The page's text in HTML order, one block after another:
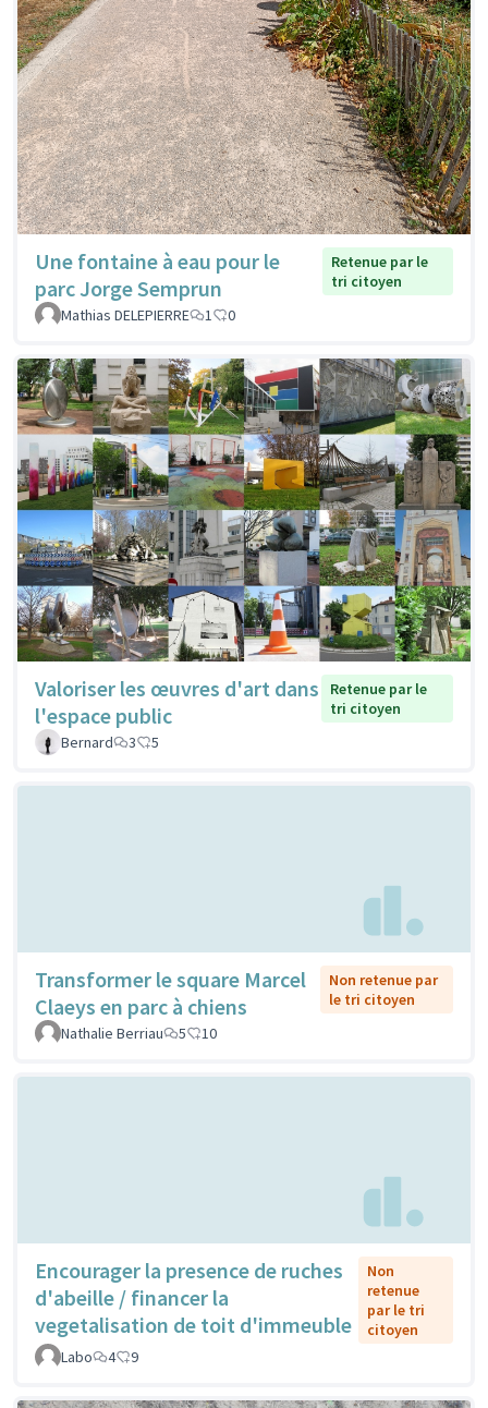
Une fontaine à eau pour le
parc Jorge Semprun
Retenue par le
tri citoyen
Mathias DELEPIERRE
1 0
Valoriser les œuvres d'art dans
l'espace public
Retenue par le
tri citoyen
Bernard
3 5
Transformer le square Marcel
Claeys en parc à chiens
Non retenue par
le tri citoyen
Nathalie Berriau
5 10
Encourager la presence de ruches
d'abeille / financer la
vegetalisation de toit d'immeuble
Non
retenue
par le tri
citoyen
Labo
4 9